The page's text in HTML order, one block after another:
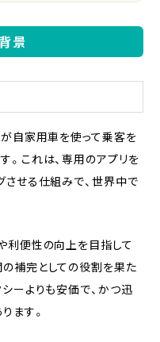
景
が自家用車を使って乗客を
。これは、専用のアプリを
させる仕組みで、世界中で
利便性の向上を目指して
補完としての役割を果た
ーよりも安価で、かつ迅
ます。